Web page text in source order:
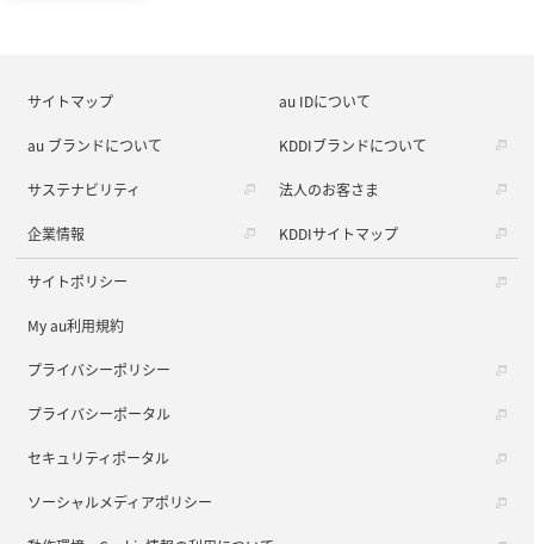
サイトマップ au IDについて
au ブランドについて KDDIブランドについて
サステナビリティ 法人のお客さま
企業情報 KDDIサイトマップ
サイトポリシー
My au利用規約
プライバシーポリシー
プライバシーポータル
セキュリティポータル
ソーシャルメディアポリシー